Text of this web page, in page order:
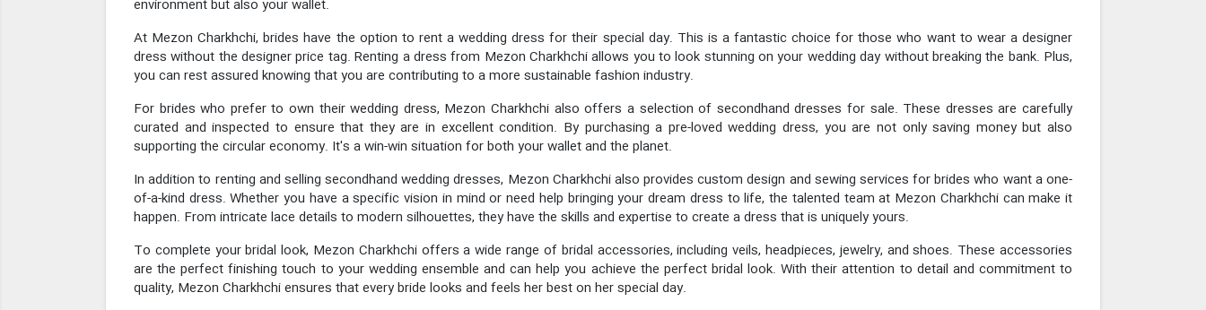
environment but also your wallet.
At Mezon Charkhchi, brides have the option to rent a wedding dress for their special day. This is a fantastic choice for those who want to wear a designer
dress without the designer price tag. Renting a dress from Mezon Charkhchi allows you to look stunning on your wedding day without breaking the bank. Plus,
you can rest assured knowing that you are contributing to a more sustainable fashion industry.
For brides who prefer to own their wedding dress, Mezon Charkhchi also offers a selection of secondhand dresses for sale. These dresses are carefully
curated and inspected to ensure that they are in excellent condition. By purchasing a pre-loved wedding dress, you are not only saving money but also
supporting the circular economy. It's a win-win situation for both your wallet and the planet.
In addition to renting and selling secondhand wedding dresses, Mezon Charkhchi also provides custom design and sewing services for brides who want a one-
of-a-kind dress. Whether you have a specific vision in mind or need help bringing your dream dress to life, the talented team at Mezon Charkhchi can make it
happen. From intricate lace details to modern silhouettes, they have the skills and expertise to create a dress that is uniquely yours.
To complete your bridal look, Mezon Charkhchi offers a wide range of bridal accessories, including veils, headpieces, jewelry, and shoes. These accessories
are the perfect finishing touch to your wedding ensemble and can help you achieve the perfect bridal look. With their attention to detail and commitment to
quality, Mezon Charkhchi ensures that every bride looks and feels her best on her special day.